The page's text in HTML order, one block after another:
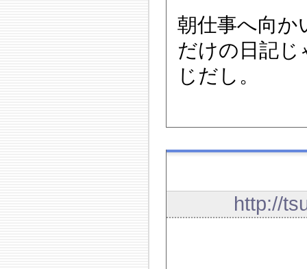
朝仕事へ向か
だけの日記
じだし。
http://